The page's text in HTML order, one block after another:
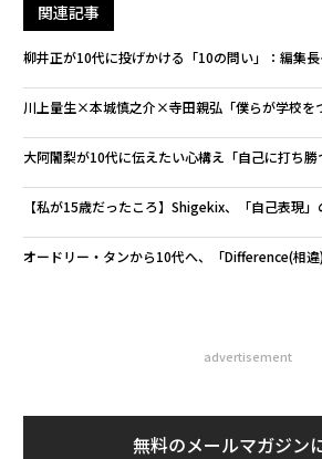
関連記事
柳井正が10代に投げかける「10の問い」：編集
川上量生×本城慎之介×寺田親弘「僕らが学校を
大阿闍梨が10代に伝えたい心構え「自己に打ち勝
【私が15歳だったころ】Shigekix、「自己表現
オードリー・タンから10代へ、「Difference(相違)
advertisement
無料のメールマガジン